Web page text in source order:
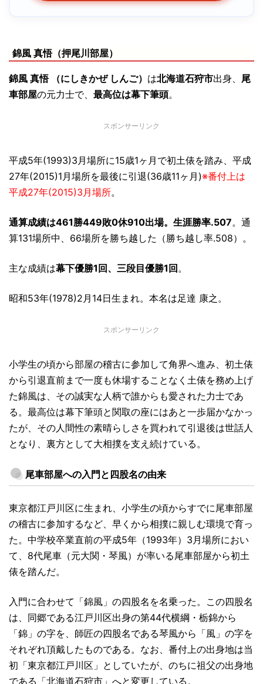
錦風 真悟（押尾川部屋）
錦風 真悟 （にしきかぜ しんご） は北海道石狩市出身、 尾
車部屋の元力士で、 最高位は幕下筆頭。
スポンサーリンク
平成5年(1993)3月場所に15歳1ヶ月で初土俵を踏み、平成
27年(2015)1月場所を最後に引退(36歳11ヶ月)※番付上は
平成27年(2015)3月場所。
通算成績は461勝449敗0休910出場。生涯勝率.507。通
算131場所中、66場所を勝ち越した（勝ち越し率.508）。
主な成績は幕下優勝1回、三段目優勝1回。
昭和53年(1978)2月14日生まれ。本名は足達 康之。
スポンサーリンク
小学生の頃から部屋の稽古に参加して角界へ進み、初土俵
から引退直前まで一度も休場することなく土俵を務め上げ
た錦風は、その誠実な人柄で誰からも愛された力士であ
る。最高位は幕下筆頭と関取の座にはあと一歩届かなかっ
たが、その人間性の素晴らしさを買われて引退後は世話人
となり、裏方として大相撲を支え続けている。
尾車部屋への入門と四股名の由来
東京都江戸川区に生まれ、小学生の頃からすでに尾車部屋
の稽古に参加するなど、早くから相撲に親しむ環境で育っ
た。中学校卒業直前の平成5年（1993年）3月場所におい
て、8代尾車（元大関・琴風）が率いる尾車部屋から初土
俵を踏んだ。
入門に合わせて「錦風」の四股名を名乗った。この四股名
は、同郷である江戸川区出身の第44代横綱・栃錦から
「錦」の字を、師匠の四股名である琴風から「風」の字を
それぞれ頂戴したものである。なお、番付上の出身地は当
初「東京都江戸川区」としていたが、のちに祖父の出身地
である「北海道石狩市」へと変更している。